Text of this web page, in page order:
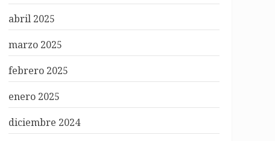
abril 2025
marzo 2025
febrero 2025
enero 2025
diciembre 2024